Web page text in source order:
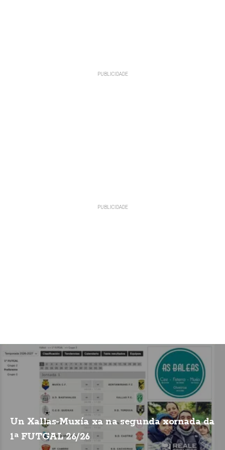
Un Xallas-Muxía xa na segunda xornada da
1ª FUTGAL 26/26